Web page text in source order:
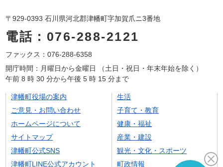
〒929-0393 石川県河北郡津幡町字加賀爪ニ3番地
電話：076-288-2121
ファックス：076-288-6358
開庁時間：月曜日から金曜日 （土日・祝日・年末年始を除く）
午前 8 時 30 分から午後 5 時 15 分まで
津幡町役場の案内
ご意見・お問い合わせ
ホームページについて
サイトマップ
津幡町公式SNS
津幡町LINE公式アカウント
生活
子育て・教育
健康・福祉
産業・建設
観光・文化・スポーツ
町政情報